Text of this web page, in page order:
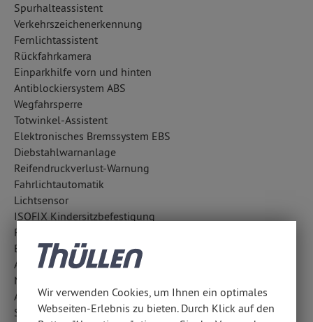
Spurhalteassistent
Verkehrszeichenerkennung
Fernlichtassistent
Rückfahrkamera
Einparkhilfe vorn und hinten
Antiblockiersystem ABS
Wegfahrsperre
Totwinkel-Assistent
Elektronisches Bremssystem EBS
Diebstahlwarnanlage
Reifendruckverlust-Warnung
Fahrlichtautomatik
Lichtsensor
ISOFIX Kindersitzbefestigung
Regensensor
Bergabfahrhilfe
Außentemperatur Anzeige
Notrufsystem
Antriebsschlupfregelung ASR
Surround-Kamerasystem
Wir verwenden Cookies, um Ihnen ein optimales
Webseiten-Erlebnis zu bieten. Durch Klick auf den